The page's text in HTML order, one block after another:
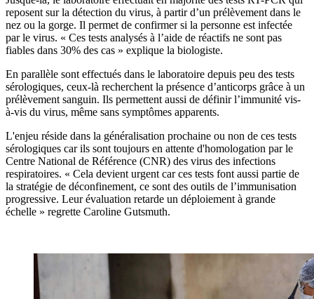
reposent sur la détection du virus, à partir d’un prélèvement dans le
nez ou la gorge. Il permet de confirmer si la personne est infectée
par le virus. « Ces tests analysés à l’aide de réactifs ne sont pas
fiables dans 30% des cas » explique la biologiste.
En parallèle sont effectués dans le laboratoire depuis peu des tests
sérologiques, ceux-là recherchent la présence d’anticorps grâce à un
prélèvement sanguin. Ils permettent aussi de définir l’immunité vis-
à-vis du virus, même sans symptômes apparents.
L'enjeu réside dans la généralisation prochaine ou non de ces tests
sérologiques car ils sont toujours en attente d'homologation par le
Centre National de Référence (CNR) des virus des infections
respiratoires. « Cela devient urgent car ces tests font aussi partie de
la stratégie de déconfinement, ce sont des outils de l’immunisation
progressive. Leur évaluation retarde un déploiement à grande
échelle » regrette Caroline Gutsmuth.